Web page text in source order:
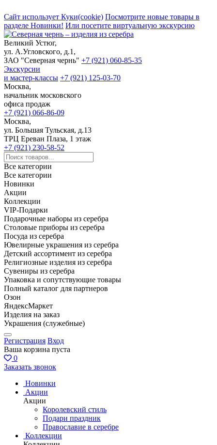
Сайт использует Куки(cookie) Посмотрите новые товары в
разделе Новинки! Или посетите виртуальную экскурсию
Великий Устюг,
ул. А.Угловского, д.1,
ЗАО "Северная чернь" +7 (921) 060-85-35
Экскурсии
и мастер-классы +7 (921) 125-03-70
Москва,
начальник московского
офиса продаж
+7 (921) 066-86-09
Москва,
ул. Большая Тульская, д.13
ТРЦ Ереван Плаза, 1 этаж
+7 (921) 230-58-52
Все категории
Все категории
Новинки
Акции
Коллекции
VIP-Подарки
Подарочные наборы из серебра
Столовые приборы из серебра
Посуда из серебра
Ювелирные украшения из серебра
Детский ассортимент из серебра
Религиозные изделия из серебра
Сувениры из серебра
Упаковка и сопутствующие товары
Полный каталог для партнеров
Озон
ЯндексМаркет
Изделия на заказ
Украшения (служебные)
Регистрация Вход
Ваша корзина пуста
0
Заказать звонок
Новинки
Акции
Акции
Королевский стиль
Подари праздник
Православие в серебре
Коллекции